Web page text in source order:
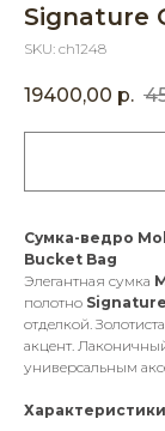
Signature
SKU: ch1248
19400,00 р.
Сумка-ведро
Bucket Bag
Элегантная сумка
полотно
отделкой.
акцент.
универсальным